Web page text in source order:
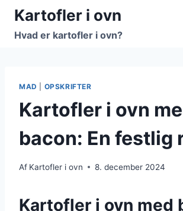
Fortsæt
indhold
Kartofler i ovn
Hvad er kartofler i ovn?
MAD OPSKRIFTER
Kartofler i ovn
bacon: En festlig
Af Kartofler i ovn 8. december 2024
Kartofler i ovn med